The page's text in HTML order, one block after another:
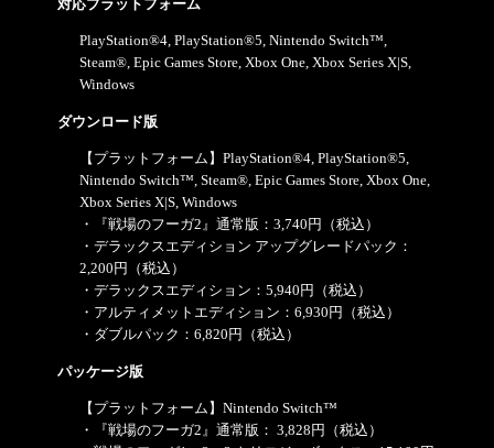
対応プラットフォーム
PlayStation®4, PlayStation®5, Nintendo Switch™,
Steam®, Epic Games Store, Xbox One, Xbox Series X|S,
Windows
ダウンロード版
【プラットフォーム】PlayStation®4, PlayStation®5,
Nintendo Switch™, Steam®, Epic Games Store, Xbox One,
Xbox Series X|S, Windows
・『戦場のフーガ2』通常版：3,740円（税込）
・デラックスエディション アップグレードパック：
2,200円（税込）
・デラックスエディション：5,940円（税込）
・アルティメットエディション：6,930円（税込）
・ダブルパック：6,820円（税込）
パッケージ版
【プラットフォーム】Nintendo Switch™
・『戦場のフーガ2』通常版： 3,828円（税込）